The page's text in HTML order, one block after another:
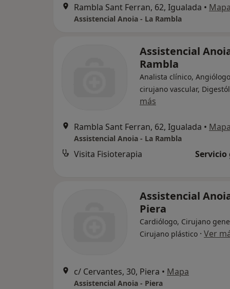
Rambla Sant Ferran, 62, Igualada •
Assistencial Anoia - La Rambla
Assistencial
Rambla
Analista clínico,
cirujano vascular,
más
Rambla Sant Ferran, 62, Igualada •
Assistencial Anoia - La Rambla
Visita Fisioterapia
Assistencial
Piera
Cardiólogo, Cirujano
Cirujano plástico · Ver
c/ Cervantes, 30, Piera • Mapa
Assistencial Anoia - Piera